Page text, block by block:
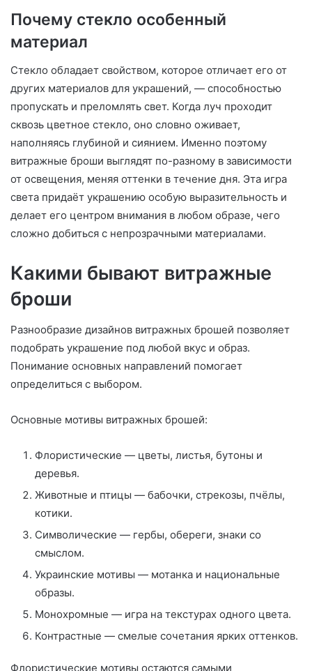
Почему стекло особенный
материал
Стекло обладает свойством, которое отличает его от
других материалов для украшений, — способностью
пропускать и преломлять свет. Когда луч проходит
сквозь цветное стекло, оно словно оживает,
наполняясь глубиной и сиянием. Именно поэтому
витражные броши выглядят по-разному в зависимости
от освещения, меняя оттенки в течение дня. Эта игра
света придаёт украшению особую выразительность и
делает его центром внимания в любом образе, чего
сложно добиться с непрозрачными материалами.
Какими бывают витражные
броши
Разнообразие дизайнов витражных брошей позволяет
подобрать украшение под любой вкус и образ.
Понимание основных направлений помогает
определиться с выбором.
Основные мотивы витражных брошей:
Флористические — цветы, листья, бутоны и
деревья.
Животные и птицы — бабочки, стрекозы, пчёлы,
котики.
Символические — гербы, обереги, знаки со
смыслом.
Украинские мотивы — мотанка и национальные
образы.
Монохромные — игра на текстурах одного цвета.
Контрастные — смелые сочетания ярких оттенков.
Флористические мотивы остаются самыми